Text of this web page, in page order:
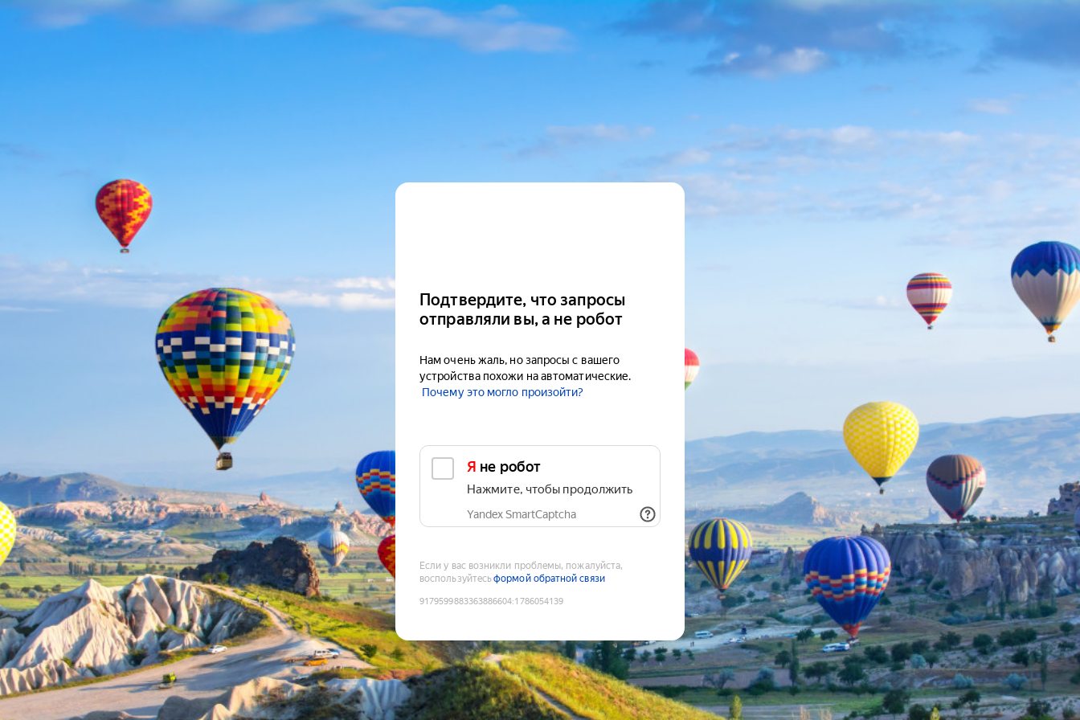
Подтвердите, что запросы
отправляли вы, а не робот
Нам очень жаль, но запросы с вашего
устройства похожи на автоматические.
Почему это могло произойти?
Я не робот
Нажмите, чтобы продолжить
Yandex SmartCaptcha
Если у вас возникли проблемы, пожалуйста,
воспользуйтесьформой обратной связи
9179599883363886604:1786054139